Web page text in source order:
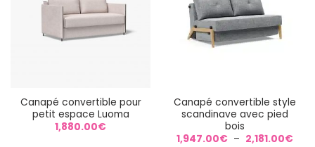
Canapé convertible pour
petit espace Luoma
1,880.00€
Canapé convertible style
scandinave avec pied
bois
1,947.00€ – 2,181.00€